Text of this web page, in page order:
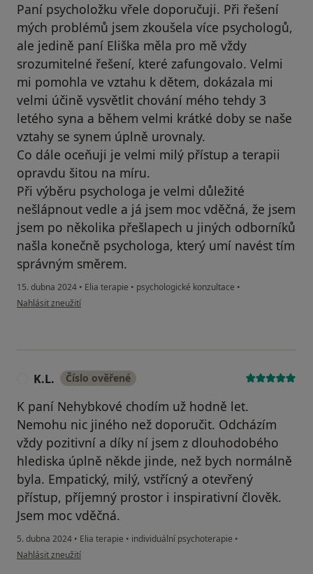
Paní psycholožku vřele doporučuji. Při řešení
mých problémů jsem zkoušela více psychologů,
ale jedině paní Eliška měla pro mě vždy
srozumitelné řešení, které zafungovalo. Velmi
mi pomohla ve vztahu k dětem, dokázala mi
velmi účině vysvětlit chování mého tehdy 3
letého syna a během velmi krátké doby se naše
vztahy se synem úplně urovnaly.
Co dále oceňuji je velmi milý přístup a terapii
opravdu šitou na míru.
Při výběru psychologa je velmi důležité
nešlápnout vedle a já jsem moc vděčná, že jsem
jsem po několika přešlapech u jiných odborníků
našla konečně psychologa, který umí navést tím
správným směrem.
15. dubna 2024 • Elia terapie • psychologické konzultace •
podle názoru uživatele D.K.
Nahlásit zneužití
K.L. Číslo ověřené
K paní Nehybkové chodím už hodně let.
Nemohu nic jiného než doporučit. Odcházím
vždy pozitivní a díky ní jsem z dlouhodobého
hlediska úplně někde jinde, než bych normálně
byla. Empatický, milý, vstřícný a otevřený
přístup, příjemný prostor i inspirativní člověk.
Jsem moc vděčná.
5. dubna 2024 • Elia terapie • individuální psychoterapie •
podle názoru uživatele K.L.
Nahlásit zneužití